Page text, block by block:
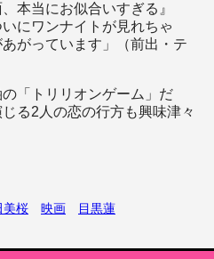
本当にお似合いすぎる』
にワンナイトが見れちゃ
がっています」（前出・テ
「トリリオンゲーム」だ
る2人の恋の行方も興味津々
美桜 映画 目黒蓮